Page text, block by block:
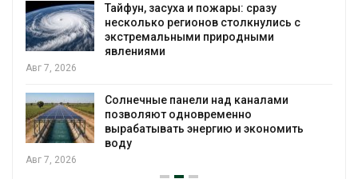
Тайфун, засуха и пожары: сразу
несколько регионов столкнулись с
экстремальными природными
явлениями
Авг 7, 2026
Солнечные панели над каналами
позволяют одновременно
вырабатывать энергию и экономить
воду
Авг 7, 2026